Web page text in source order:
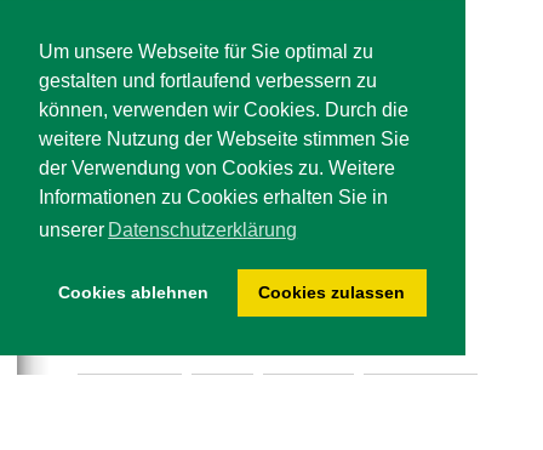
Um unsere Webseite für Sie optimal zu
gestalten und fortlaufend verbessern zu
können, verwenden wir Cookies. Durch die
weitere Nutzung der Webseite stimmen Sie
der Verwendung von Cookies zu. Weitere
Informationen zu Cookies erhalten Sie in
unserer Datenschutzerklärung
Cookies ablehnen Cookies zulassen